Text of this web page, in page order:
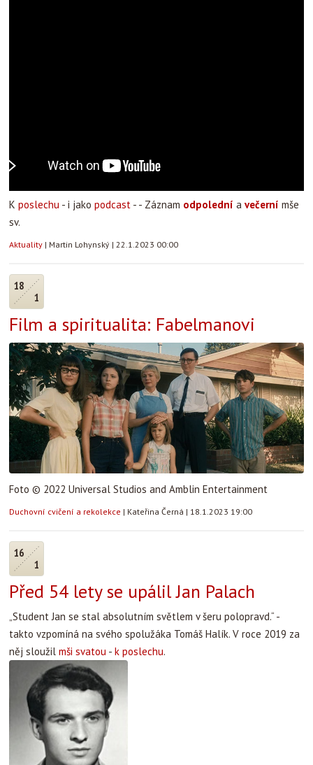
K poslechu - i jako podcast - - Záznam odpolední a večerní mše
sv.
Aktuality | Martin Lohynský | 22.1.2023 00:00
18
1
Film a spiritualita: Fabelmanovi
Foto © 2022 Universal Studios and Amblin Entertainment
Duchovní cvičení a rekolekce | Kateřina Černá | 18.1.2023 19:00
16
1
Před 54 lety se upálil Jan Palach
„Student Jan se stal absolutním světlem v šeru polopravd.“ -
takto vzpomíná na svého spolužáka Tomáš Halík. V roce 2019 za
něj sloužil mši svatou - k poslechu.